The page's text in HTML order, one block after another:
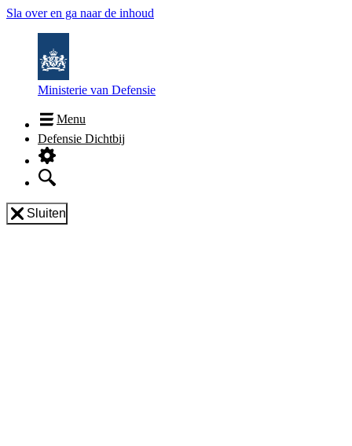
Sla over en ga naar de inhoud
Ministerie van Defensie
Menu
Defensie Dichtbij
Sluiten